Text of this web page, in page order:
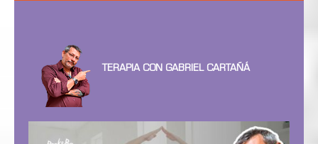
TERAPIA CON GABRIEL CARTAÑÁ